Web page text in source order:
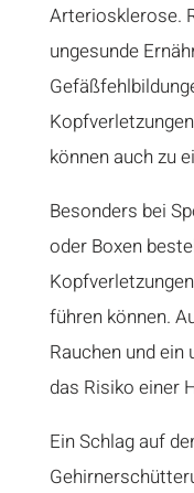
Arteriosklerose.
ungesunde
können auch zu
Besonders bei
oder Boxen
führen können.
Rauchen und
das Risiko einer
Ein Schlag auf